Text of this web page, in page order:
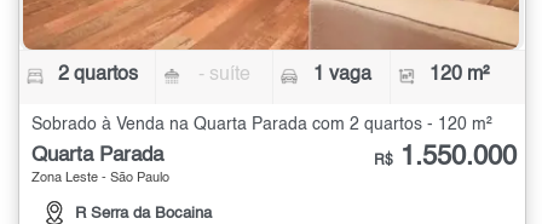
2 quartos - suíte 1 vaga 120 m²
Sobrado à Venda na Quarta Parada com 2 quartos - 120 m²
Quarta Parada
Zona Leste - São Paulo
R Serra da Bocaina
R$ 1.550.000